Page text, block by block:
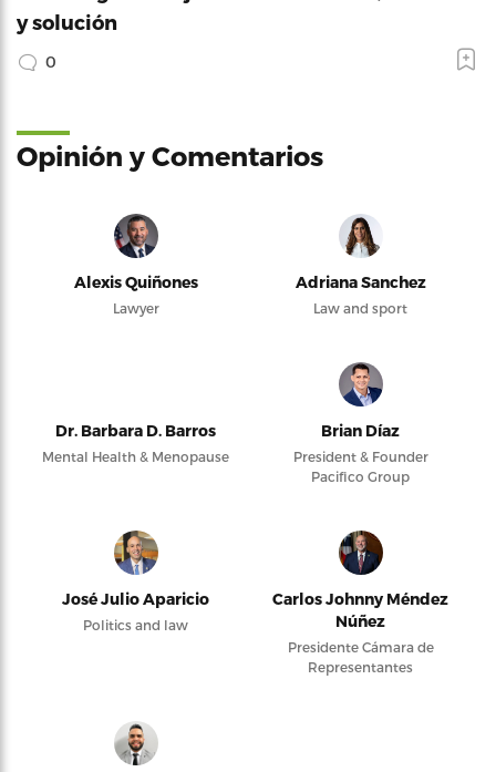
y solución
0
Opinión y Comentarios
Alexis Quiñones
Lawyer
Adriana Sanchez
Law and sport
Dr. Barbara D. Barros
Mental Health & Menopause
Brian Díaz
President & Founder
Pacifico Group
José Julio Aparicio
Politics and law
Carlos Johnny Méndez
Núñez
Presidente Cámara de
Representantes